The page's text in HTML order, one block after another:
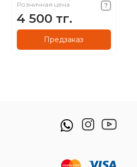
Розничная цена
4 500 тг.
Предзаказ